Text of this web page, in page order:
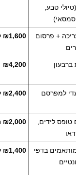
טבע,
סמסאי)
+ פרסום
₪1,600
₪4,200
למפרסם ₪2,400
לידים,
₪2,000
בדפי
₪1,400